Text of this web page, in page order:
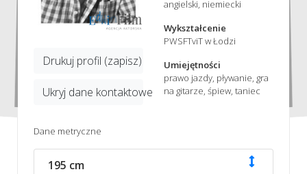
Drukuj profil (zapisz)
Ukryj dane kontaktowe
angielski, niemiecki
Wykształcenie
PWSFTviT w Łodzi
Umiejętności
prawo jazdy, pływanie, gra
na gitarze, śpiew, taniec
Dane metryczne
195 cm